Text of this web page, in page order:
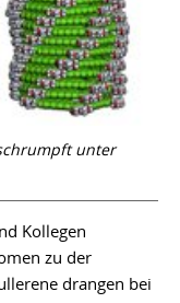
unter
Kollegen
zu der
drangen bei